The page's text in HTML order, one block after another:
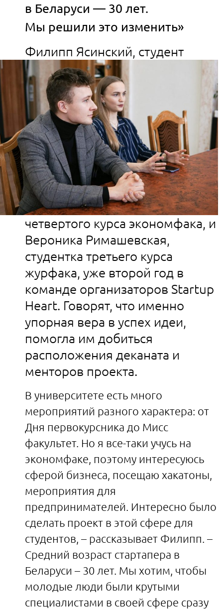
в Беларуси — 30 лет.
Мы решили это изменить»
Филипп Ясинский, студент
четвертого курса экономфака, и
Вероника Римашевская,
студентка третьего курса
журфака, уже второй год в
команде организаторов Startup
Heart. Говорят, что именно
упорная вера в успех идеи,
помогла им добиться
расположения деканата и
менторов проекта.
В университете есть много
мероприятий разного характера: от
Дня первокурсника до Мисс
факультет. Но я все-таки учусь на
экономфаке, поэтому интересуюсь
сферой бизнеса, посещаю хакатоны,
мероприятия для
предпринимателей. Интересно было
сделать проект в этой сфере для
студентов, – рассказывает Филипп. –
Средний возраст стартапера в
Беларуси – 30 лет. Мы хотим, чтобы
молодые люди были крутыми
специалистами в своей сфере сразу